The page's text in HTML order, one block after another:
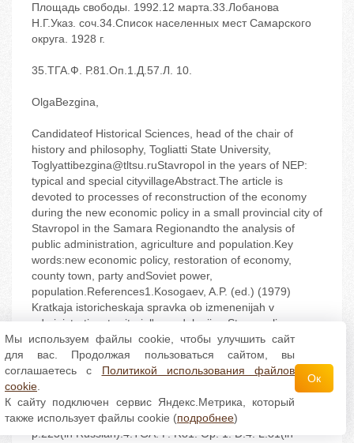
Площадь свободы. ‬1992.‬12 марта.33.Лобанова
Н.Г.Указ. соч.34.Список населенных мест Самарского
округа. 1928 г.
35.ТГА.‬Ф. Р.81.‬Оп.1.‬Д.57.‬Л. 10.
OlgaBezgina,
Сandidateof Historical Sciences, head of the chair of
history and philosophy, Togliatti State University,
Toglyattibezgina@tltsu.ruStavropol in the years of NEP:
typical and special cityvillageAbstract.The article is
devoted to processes of reconstruction of the economy
during the new economic policy in a small provincial city of
Stavropol in the Samara Regionandto the analysis of
public administration, agriculture and population.Key
words:new economic policy, restoration of economy,
county town, party andSoviet power,
population.References1.Kosogaev, A.P. (ed.) (1979)
Kratkaja istoricheskaja spravka ob izmenenijah v
administrativnoterritorial'nom delenii g. Stavropolja
(Tol'jatti) i Stavropol'skogo rajona,Tol'jatti, p. 4(in
Russian).2.Lobanova,N.G. (2009) Istoricheskaja spravka
“Stavropol'v gody njepa”,Tol'jatti(in Russian).3.Mirskov,Ja.
(2004) “O Stavropole 1920‬1930h godov”, inStavropol' na
Volge i ego okrestnosti v vospominanijah i dokumentah,
Tol'jatti, Gorodskoj muzejnyj kompleks “Nasledie”,
p.223(in Russian).4.TGA. F. R81. Op. 1. D.4. L.81(in
Мы используем файлы cookie, чтобы улучшить сайт
для вас. Продолжая пользоваться сайтом, вы
соглашаетесь с Политикой использования файлов
cookie
К сайту подключен сервис Яндекс.Метрика, который
также использует файлы cookie (подробнее)
Ок